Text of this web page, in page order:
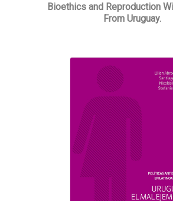
Bioethics and Reproduction
From Uruguay.